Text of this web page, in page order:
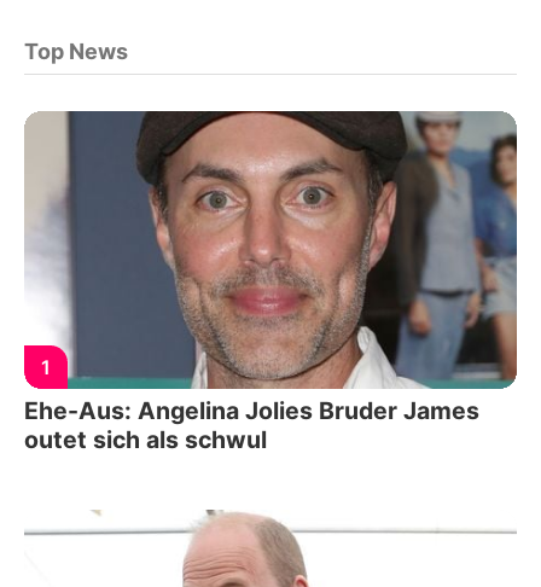
Top News
1
Ehe-Aus: Angelina Jolies Bruder James
outet sich als schwul